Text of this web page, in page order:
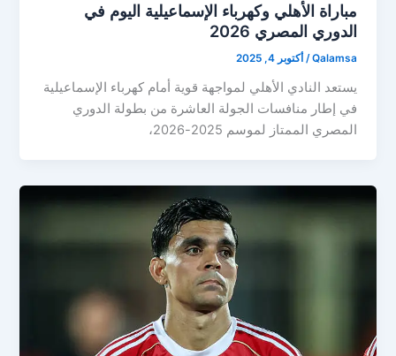
مباراة الأهلي وكهرباء الإسماعيلية اليوم في
الدوري المصري 2026
Qalamsa
/ أكتوبر 4, 2025
يستعد النادي الأهلي لمواجهة قوية أمام كهرباء الإسماعيلية
في إطار منافسات الجولة العاشرة من بطولة الدوري
المصري الممتاز لموسم 2025-2026،